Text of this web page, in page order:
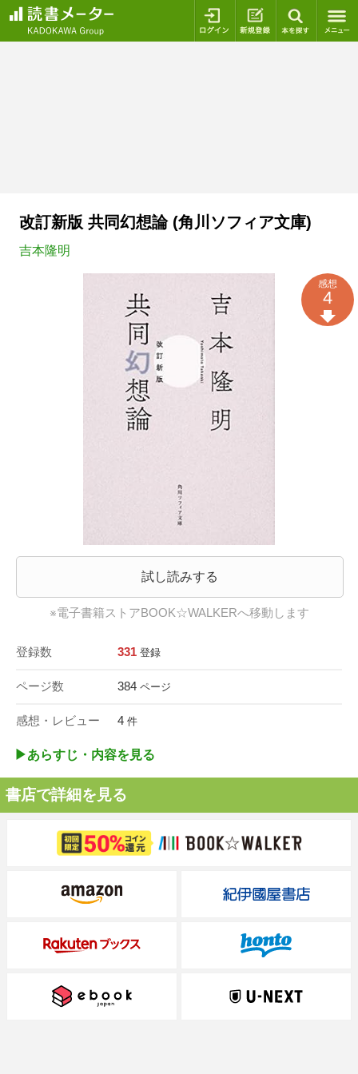
ログイン 新規登録
改訂新版 共同幻想論 (角川ソフィア文庫)
吉本隆明
試し読みする
※電子書籍ストアBOOK☆WALKERへ移動します
登録数 331 登録
ページ数 384 ページ
感想・レビュー 4 件
感想
4
▶︎あらすじ・内容を見る
書店で詳細を見る